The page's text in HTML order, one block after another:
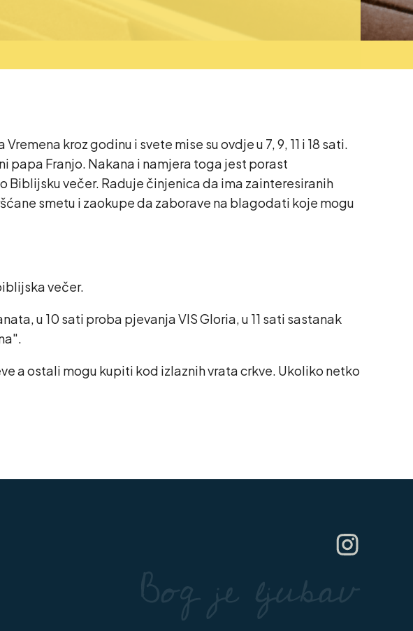
kroz godinu i svete mise su ovdje u 7, 9, 11 i 18 sati.
papa Franjo. Nakana i namjera toga jest porast
Biblijsku večer. Raduje činjenica da ima zainteresiranih
smetu i zaokupe da zaborave na blagodati koje mogu
večer.
u 10 sati proba pjevanja VIS Gloria, u 11 sati sastanak
a ostali mogu kupiti kod izlaznih vrata crkve. Ukoliko netko